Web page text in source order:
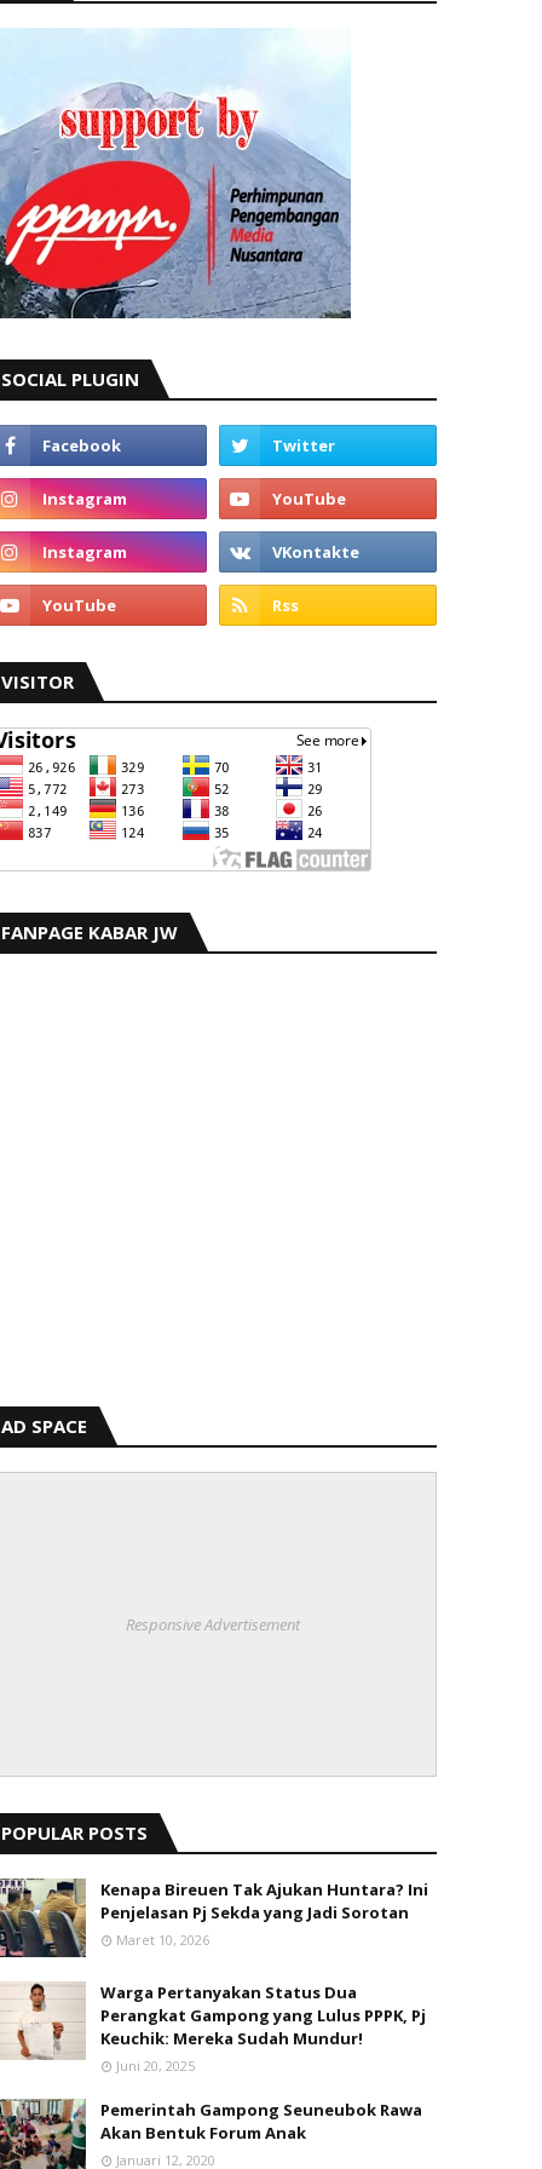
SOCIAL PLUGIN
VISITOR
FANPAGE KABAR JW
AD SPACE
Responsive Advertisement
POPULAR POSTS
Kenapa Bireuen Tak Ajukan Huntara? Ini
Penjelasan Pj Sekda yang Jadi Sorotan
Maret 10, 2026
Warga Pertanyakan Status Dua
Perangkat Gampong yang Lulus PPPK, Pj
Keuchik: Mereka Sudah Mundur!
Juni 20, 2025
Pemerintah Gampong Seuneubok Rawa
Akan Bentuk Forum Anak
Januari 12, 2020